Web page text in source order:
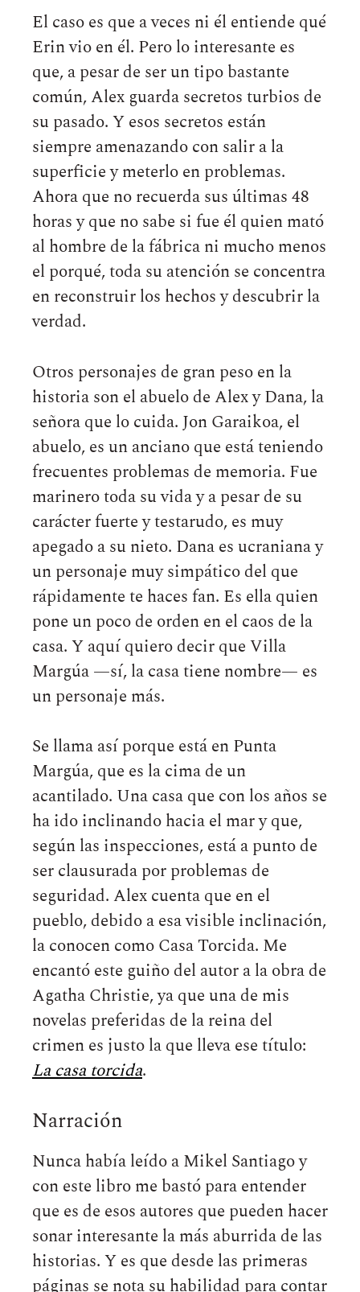
El caso es que a veces ni él entiende qué
Erin vio en él. Pero lo interesante es
que, a pesar de ser un tipo bastante
común, Alex guarda secretos turbios de
su pasado. Y esos secretos están
siempre amenazando con salir a la
superficie y meterlo en problemas.
Ahora que no recuerda sus últimas 48
horas y que no sabe si fue él quien mató
al hombre de la fábrica ni mucho menos
el porqué, toda su atención se concentra
en reconstruir los hechos y descubrir la
verdad.
Otros personajes de gran peso en la
historia son el abuelo de Alex y Dana, la
señora que lo cuida. Jon Garaikoa, el
abuelo, es un anciano que está teniendo
frecuentes problemas de memoria. Fue
marinero toda su vida y a pesar de su
carácter fuerte y testarudo, es muy
apegado a su nieto. Dana es ucraniana y
un personaje muy simpático del que
rápidamente te haces fan. Es ella quien
pone un poco de orden en el caos de la
casa. Y aquí quiero decir que Villa
Margúa —sí, la casa tiene nombre— es
un personaje más.
Se llama así porque está en Punta
Margúa, que es la cima de un
acantilado. Una casa que con los años se
ha ido inclinando hacia el mar y que,
según las inspecciones, está a punto de
ser clausurada por problemas de
seguridad. Alex cuenta que en el
pueblo, debido a esa visible inclinación,
la conocen como Casa Torcida. Me
encantó este guiño del autor a la obra de
Agatha Christie, ya que una de mis
novelas preferidas de la reina del
crimen es justo la que lleva ese título:
La casa torcida.
Narración
Nunca había leído a Mikel Santiago y
con este libro me bastó para entender
que es de esos autores que pueden hacer
sonar interesante la más aburrida de las
historias. Y es que desde las primeras
páginas se nota su habilidad para contar